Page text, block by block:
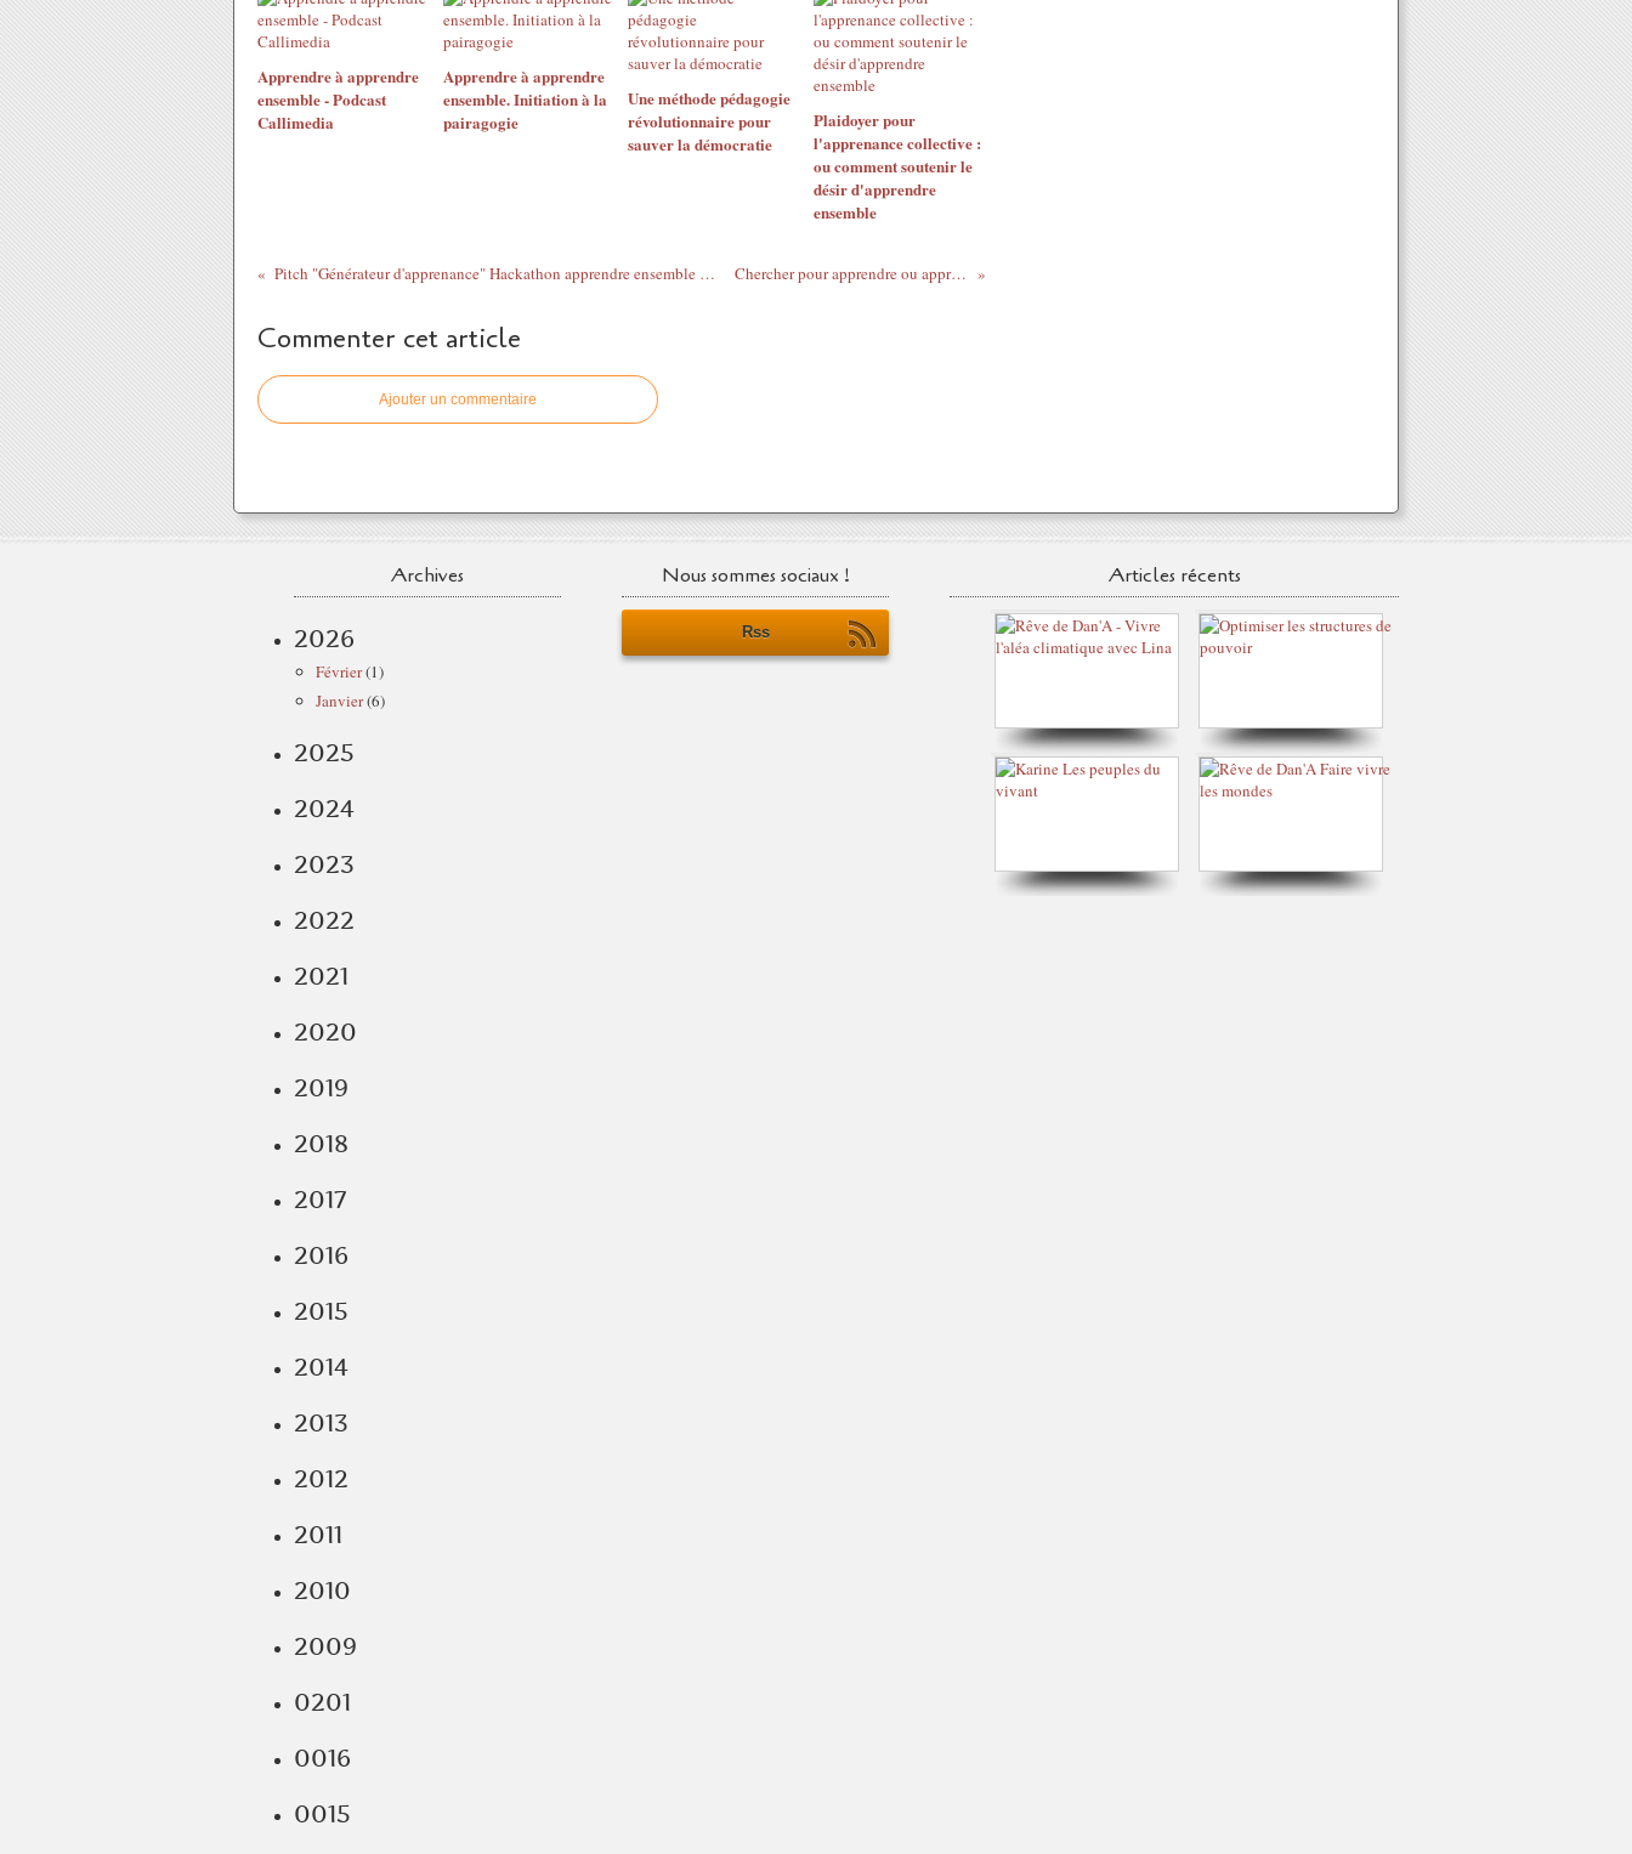
Apprendre à apprendre
ensemble - Podcast
Callimedia
Apprendre à apprendre
ensemble. Initiation à la
pairagogie
Une méthode pédagogie
révolutionnaire pour
sauver la démocratie
Plaidoyer pour
l'apprenance collective :
ou comment soutenir le
désir d'apprendre
ensemble
Pitch "Générateur d'apprenance" Hackathon apprendre ensemble de 3 à 99 ans àl'ère numérique Chercher pour apprendre ou apprendre à chercher?
Commenter cet article
Ajouter un commentaire
Archives
2026
Février(1)
Janvier(6)
2025
2024
2023
2022
2021
2020
2019
2018
2017
2016
2015
2014
2013
2012
2011
2010
2009
0201
0016
0015
Nous sommes sociaux !
Rss
Articles récents